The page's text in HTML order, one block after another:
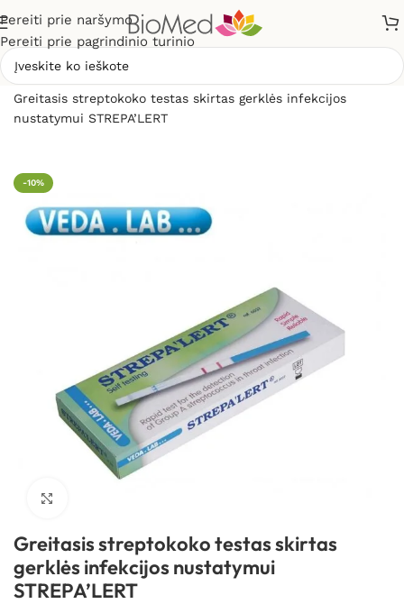
Pereiti prie naršymo
Pereiti prie pagrindinio turinio
Greitasis streptokoko testas skirtas gerklės infekcijos
nustatymui STREPA’LERT
-10%
Greitasis streptokoko testas skirtas
gerklės infekcijos nustatymui
STREPA’LERT